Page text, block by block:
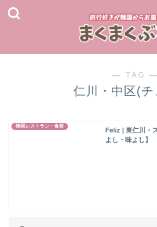
― TAG ―
仁川・中区(チ
韓国レストラン・食堂
Feliz | 東仁川・
よし・味よし】